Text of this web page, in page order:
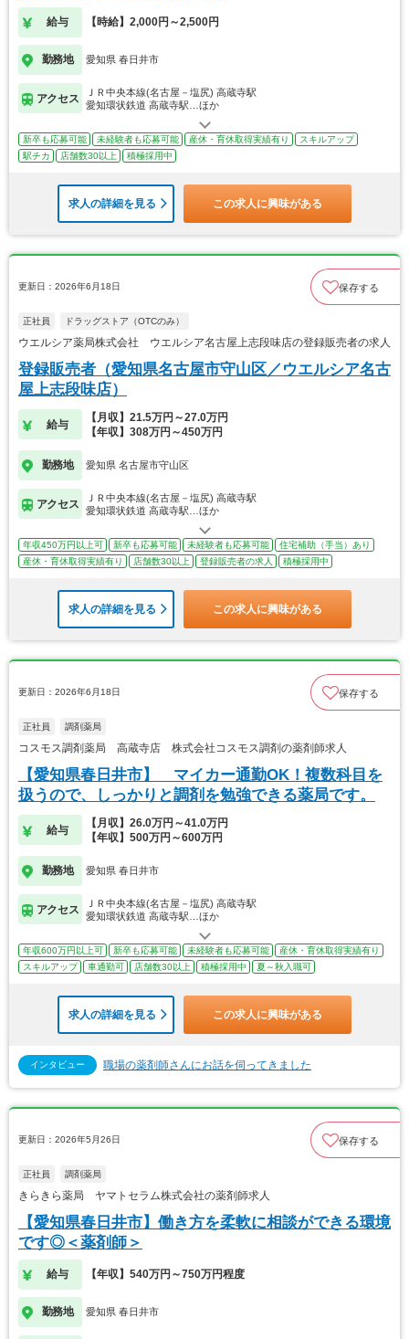
給与 【時給】2,000円～2,500円
勤務地 愛知県 春日井市
アクセス
ＪＲ中央本線(名古屋－塩尻) 高蔵寺駅
愛知環状鉄道 高蔵寺駅…ほか
新卒も応募可能 未経験者も応募可能 産休・育休取得実績有り
スキルアップ
駅チカ
店舗数30以上 積極採用中
求人の詳細を見る この求人に興味がある
更新日：2026年6月18日 保存する
正社員 ドラッグストア（OTCのみ）
ウエルシア薬局株式会社 ウエルシア名古屋上志段味店の登録販売者の求人
登録販売者（愛知県名古屋市守山区／ウエルシア名古
屋上志段味店）
給与
【月収】21.5万円～27.0万円
【年収】308万円～450万円
勤務地 愛知県 名古屋市守山区
アクセス
ＪＲ中央本線(名古屋－塩尻) 高蔵寺駅
愛知環状鉄道 高蔵寺駅…ほか
年収450万円以上可 新卒も応募可能 未経験者も応募可能
住宅補助（手当）あり
産休・育休取得実績有り
店舗数30以上 登録販売者の求人 積極採用中
求人の詳細を見る この求人に興味がある
更新日：2026年6月18日 保存する
正社員 調剤薬局
コスモス調剤薬局 高蔵寺店 株式会社コスモス調剤の薬剤師求人
【愛知県春日井市】 マイカー通勤OK！複数科目を
扱うので、しっかりと調剤を勉強できる薬局です。
給与
【月収】26.0万円～41.0万円
【年収】500万円～600万円
勤務地 愛知県 春日井市
アクセス
ＪＲ中央本線(名古屋－塩尻) 高蔵寺駅
愛知環状鉄道 高蔵寺駅…ほか
年収600万円以上可 新卒も応募可能 未経験者も応募可能
産休・育休取得実績有り
スキルアップ
車通勤可 店舗数30以上 積極採用中 夏～秋入職可
求人の詳細を見る この求人に興味がある
インタビュー 職場の薬剤師さんにお話を伺ってきました
更新日：2026年5月26日 保存する
正社員 調剤薬局
きらきら薬局 ヤマトセラム株式会社の薬剤師求人
【愛知県春日井市】働き方を柔軟に相談ができる環境
です◎＜薬剤師＞
給与 【年収】540万円～750万円程度
勤務地 愛知県 春日井市